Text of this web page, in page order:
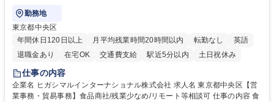
勤務地
東京都中央区
年間休日120日以上
月平均残業時間20時間以内 転勤なし
英語
退職金あり
在宅OK 交通費支給 駅近5分以内 土日祝休み
仕事の内容
企業名 ヒガシマルインターナショナル株式会社 求人名 東京都中央区【営
業事務・貿易事務】食品商社/残業少なめ/リモート等相談可 仕事の内容 食